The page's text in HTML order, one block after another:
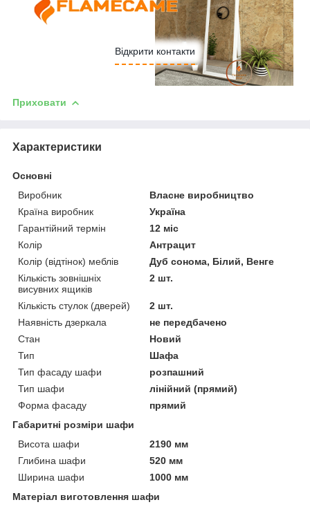
Відкрити контакти
Приховати
Характеристики
Основні
Виробник
Власне виробництво
Країна виробник
Україна
Гарантійний термін
12 міс
Колір
Антрацит
Колір (відтінок) меблів
Дуб сонома, Білий, Венге
Кількість зовнішніх
висувних ящиків
2 шт.
Кількість стулок (дверей)
2 шт.
Наявність дзеркала
не передбачено
Стан
Новий
Тип
Шафа
Тип фасаду шафи
розпашний
Тип шафи
лінійний (прямий)
Форма фасаду
прямий
Габаритні розміри шафи
Висота шафи
2190 мм
Глибина шафи
520 мм
Ширина шафи
1000 мм
Матеріал виготовлення шафи